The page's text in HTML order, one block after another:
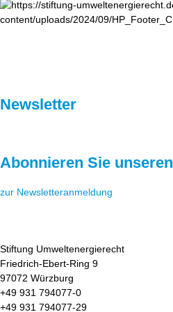
Newsletter
Abonnieren Sie
zur Newsletteranmeldung
Stiftung Umweltenergierecht
Friedrich-Ebert-Ring 9
97072 Würzburg
+49 931 794077-0
+49 931 794077-29